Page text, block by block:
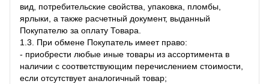
вид, потребительские свойства, упаковка, пломбы,
ярлыки, а также расчетный документ, выданный
Покупателю за оплату Товара.
1.3. При обмене Покупатель имеет право:
- приобрести любые иные товары из ассортимента в
наличии с соответствующим перечислением стоимости,
если отсутствует аналогичный товар;